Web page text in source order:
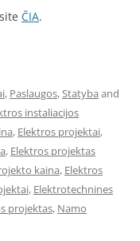
ČIA.
, Paslaugos,Statyba and
instaliacijos
, Elektros projektai,
, Elektros projektas
kaina, Elektros
, Elektrotechnines
projektas, Namo